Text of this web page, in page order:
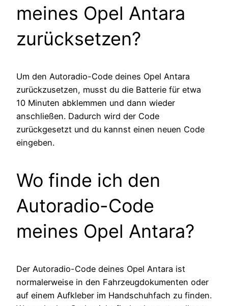
meines Opel Antara
zurücksetzen?
Um den Autoradio-Code deines Opel Antara
zurückzusetzen, musst du die Batterie für etwa
10 Minuten abklemmen und dann wieder
anschließen. Dadurch wird der Code
zurückgesetzt und du kannst einen neuen Code
eingeben.
Wo finde ich den
Autoradio-Code
meines Opel Antara?
Der Autoradio-Code deines Opel Antara ist
normalerweise in den Fahrzeugdokumenten oder
auf einem Aufkleber im Handschuhfach zu finden.